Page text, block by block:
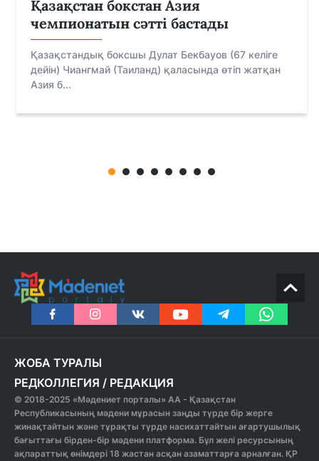
Қазақстан бокстан Азия
чемпионатын сәтті бастады
Қазақстандық боксшы Дулат Бекбауов (67 келіге
дейін) Чиангмай (Таиланд) қаласында өтіп жатқан
Азия б...
ЖОБА ТУРАЛЫ
РЕДКОЛЛЕГИЯ / РЕДАКЦИЯ
© 2018-2025 «Мәдениет порталы» АА - Қазақстан
Республикасының мәдени мұрасын заңды түрде бір жерге
жинақтайтын және тұрақты түрде насихаттайтын ағартушылық
бағыттағы бірден-бір мәдени платформа. Бұл желі ресурсының
ақпараттық өнімдері 18 жастан асқан азаматтарға арналған. ҚР